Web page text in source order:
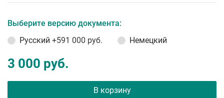
Выберите версию документа:
Русский +591 000 руб. Немецкий
3 000 руб.
В корзину